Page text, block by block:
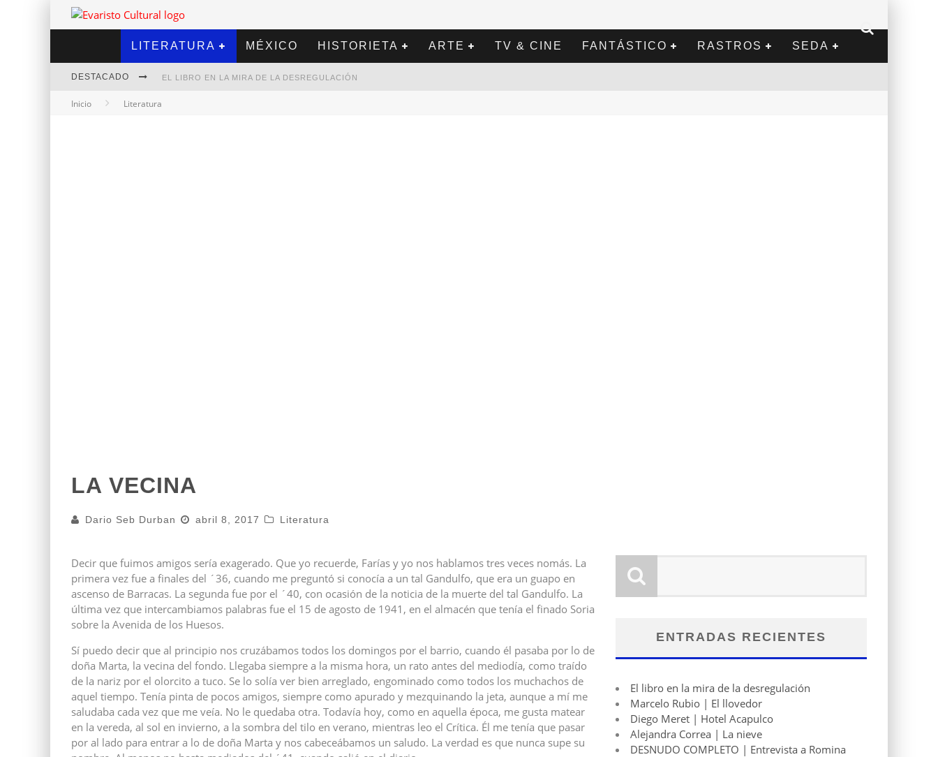
LITERATURA MÉXICO HISTORIETA ARTE TV & CINE FANTÁSTICO RASTROS SEDA
DESTACADO EL LIBRO EN LA MIRA DE LA DESREGULACIÓN
Inicio Literatura
LA VECINA
Dario Seb Durban abril 8, 2017 Literatura
Decir que fuimos amigos sería exagerado. Que yo recuerde, Farías y yo nos hablamos tres veces nomás. La
primera vez fue a finales del ´36, cuando me preguntó si conocía a un tal Gandulfo, que era un guapo en
ascenso de Barracas. La segunda fue por el ´40, con ocasión de la noticia de la muerte del tal Gandulfo. La
última vez que intercambiamos palabras fue el 15 de agosto de 1941, en el almacén que tenía el finado Soria
sobre la Avenida de los Huesos.
Sí puedo decir que al principio nos cruzábamos todos los domingos por el barrio, cuando él pasaba por lo de
doña Marta, la vecina del fondo. Llegaba siempre a la misma hora, un rato antes del mediodía, como traído
de la nariz por el olorcito a tuco. Se lo solía ver bien arreglado, engominado como todos los muchachos de
aquel tiempo. Tenía pinta de pocos amigos, siempre como apurado y mezquinando la jeta, aunque a mí me
saludaba cada vez que me veía. No le quedaba otra. Todavía hoy, como en aquella época, me gusta matear
en la vereda, al sol en invierno, a la sombra del tilo en verano, mientras leo el Crítica. Él me tenía que pasar
por al lado para entrar a lo de doña Marta y nos cabeceábamos un saludo. La verdad es que nunca supe su
ENTRADAS RECIENTES
El libro en la mira de la desregulación
Marcelo Rubio | El llovedor
Diego Meret | Hotel Acapulco
Alejandra Correa | La nieve
DESNUDO COMPLETO | Entrevista a Romina